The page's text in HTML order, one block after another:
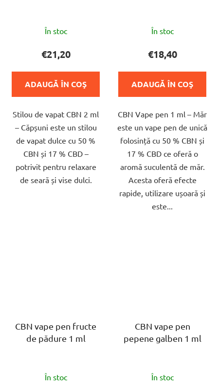
medie
produsului
este
5,0
5
stele.
În stoc
€21,20
ADAUGĂ ÎN COŞ
Stilou de vapat CBN 2 ml
– Căpșuni este un stilou
de vapat dulce cu 50 %
CBN și 17 % CBD –
potrivit pentru relaxare
de seară și vise dulci.
medie
produsului
este
5,0
5
stele.
În stoc
€18,40
ADAUGĂ ÎN COŞ
CBN Vape pen 1 ml – Măr
este un vape pen de unică
folosință cu 50 % CBN și
17 % CBD ce oferă o
aromă suculentă de măr.
Acesta oferă efecte
rapide, utilizare ușoară și
este...
CBN vape pen fructe
de pădure 1 ml
medie
În stoc
CBN vape pen
pepene galben 1 ml
medie
În stoc